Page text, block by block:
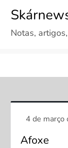
content
Notas,
Afoxe